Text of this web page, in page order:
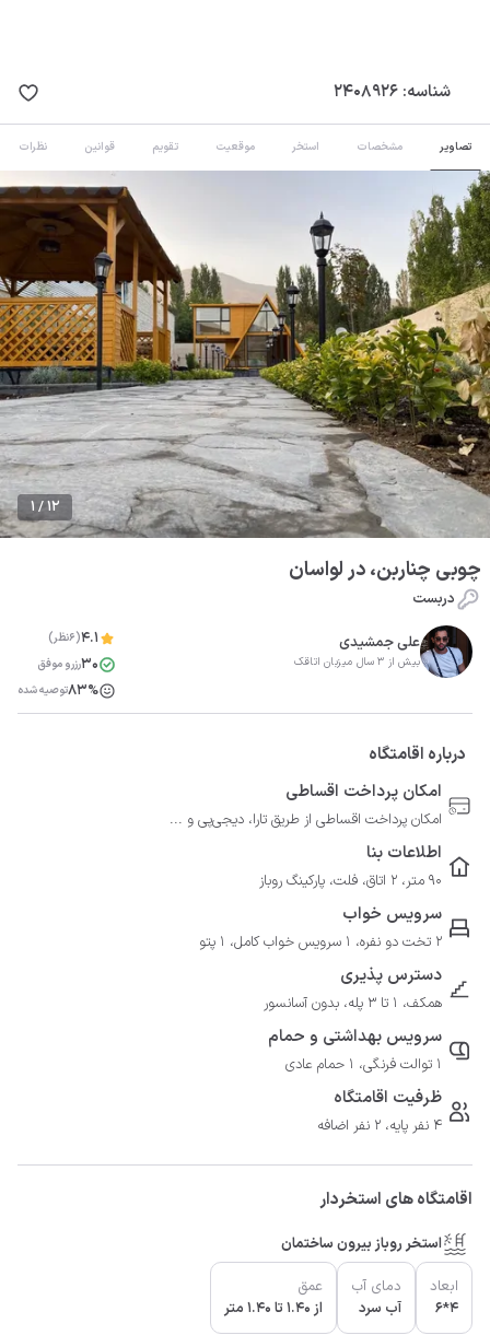
شناسه: 2408926
تصاویر مشخصات استخر موقعیت تقویم قوانین نظرات
1 / 12
چوبی چناربن، در لواسان
دربست
علی جمشیدی
بیش از 3 سال میزبان اتاقک
4.1(6نظر)
30رزرو موفق
83%توصیه شده
درباره اقامتگاه
امکان پرداخت اقساطی
امکان پرداخت اقساطی از طریق تارا، دیجی‌پی و ...
اطلاعات بنا
90 متر، 2 اتاق، فلت، پارکینگ روباز
سرویس خواب
2 تخت دو نفره، 1 سرویس خواب کامل، 1 پتو
دسترس پذیری
همکف، 1 تا 3 پله، بدون آسانسور
سرویس بهداشتی و حمام
1 توالت فرنگی، 1 حمام عادی
ظرفیت اقامتگاه
4 نفر پایه، 2 نفر اضافه
اقامتگاه های استخردار
استخر روباز بیرون ساختمان
ابعاد
4*6
دمای آب
آب سرد
عمق
از 1.40 تا 1.40 متر